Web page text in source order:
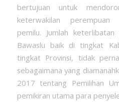
bertujuan untuk
keterwakilan perempuan
pemilu. Jumlah
Bawaslu baik di tingkat
tingkat Provinsi, tidak
sebagaimana yang
2017 tentang Pemilihan
pemikiran utama para